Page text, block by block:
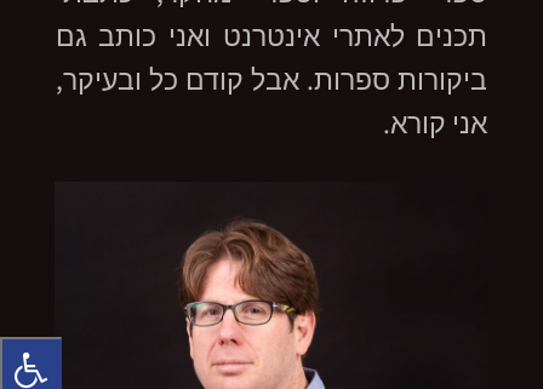
תכנים לאתרי אינטרנט ואני כותב גם
ביקורות ספרות. אבל קודם כל ובעיקר,
אני קורא.